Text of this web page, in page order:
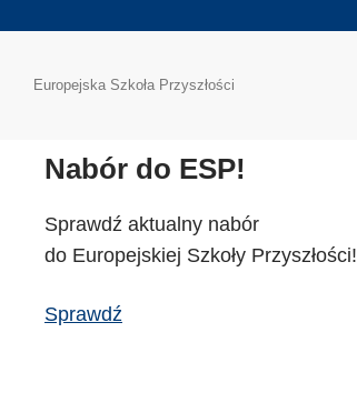
Europejska Szkoła Przyszłości
Nabór do ESP!
Sprawdź aktualny nabór
do Europejskiej Szkoły Przyszłości!
Sprawdź